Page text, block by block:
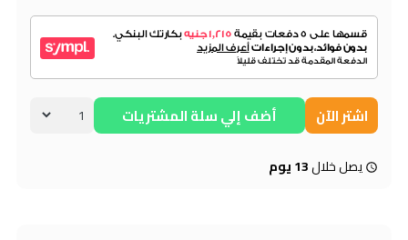
اشتر الآن أضف إلي سلة المشتريات
يصل خلال13 يوم